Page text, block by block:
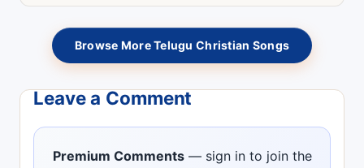
Browse More Telugu Christian Songs
Leave a Comment
Premium Comments— sign in to join the